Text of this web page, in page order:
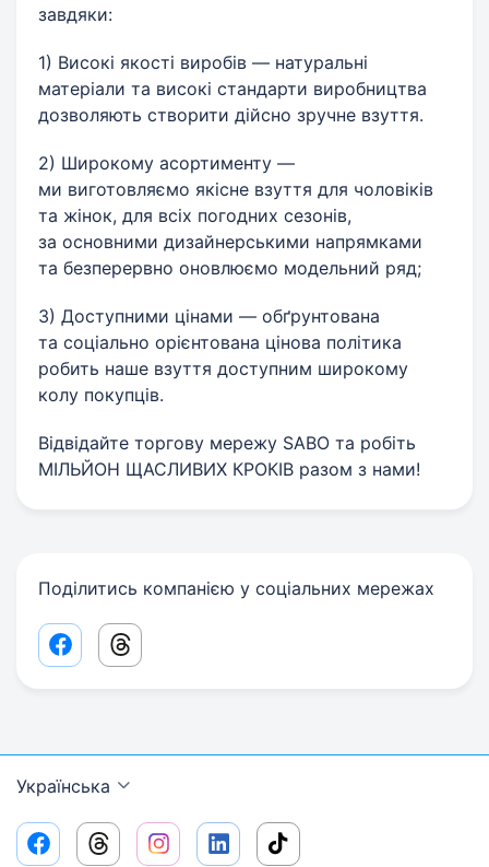
завдяки:
1) Високі якості виробів — натуральні
матеріали та високі стандарти виробництва
дозволяють створити дійсно зручне взуття.
2) Широкому асортименту —
ми виготовляємо якісне взуття для чоловіків
та жінок, для всіх погодних сезонів,
за основними дизайнерськими напрямками
та безперервно оновлюємо модельний ряд;
3) Доступними цінами — обґрунтована
та соціально орієнтована цінова політика
робить наше взуття доступним широкому
колу покупців.
Відвідайте торгову мережу SABO та робіть
МІЛЬЙОН ЩАСЛИВИХ КРОКІВ разом з нами!
Поділитись компанією у соціальних мережах
Facebook share link
Threads share link
Українська